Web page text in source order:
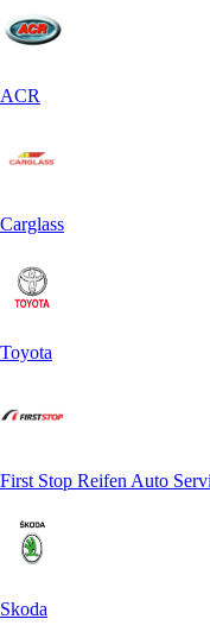
ACR
Carglass
Toyota
First Stop Reifen Auto
Skoda